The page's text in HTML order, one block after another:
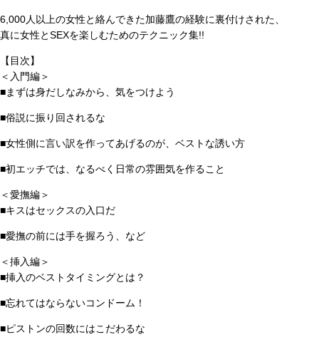
6,000人以上の女性と絡んできた加藤鷹の経験に裏付けされた、
真に女性とSEXを楽しむためのテクニック集!!
【目次】
＜入門編＞
■まずは身だしなみから、気をつけよう
■俗説に振り回されるな
■女性側に言い訳を作ってあげるのが、ベストな誘い方
■初エッチでは、なるべく日常の雰囲気を作ること
＜愛撫編＞
■キスはセックスの入口だ
■愛撫の前には手を握ろう、など
＜挿入編＞
■挿入のベストタイミングとは？
■忘れてはならないコンドーム！
■ピストンの回数にはこだわるな